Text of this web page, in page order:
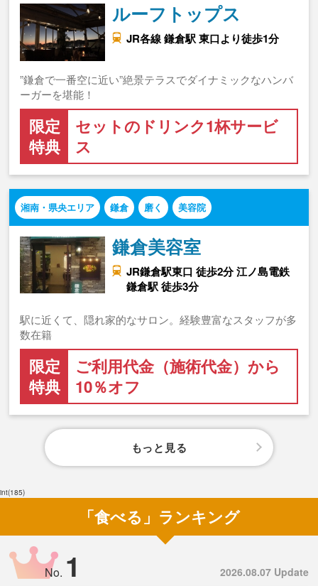
ルーフトップス
JR各線 鎌倉駅 東口より徒歩1分
”鎌倉で一番空に近い”絶景テラスでダイナミックなハンバ
ーガーを堪能！
限定
特典
セットのドリンク1杯サービ
ス
湘南・県央エリア 鎌倉 磨く 美容院
鎌倉美容室
JR鎌倉駅東口 徒歩2分 江ノ島電鉄
鎌倉駅 徒歩3分
駅に近くて、隠れ家的なサロン。経験豊富なスタッフが多
数在籍
限定
特典
ご利用代金（施術代金）から
10％オフ
もっと見る
int(185)
「食べる」ランキング
2026.08.07 Update
No. 1